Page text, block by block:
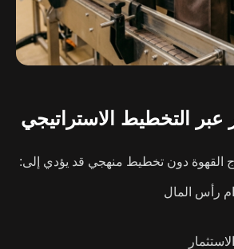
عبر التخطيط الاستراتيجي
القهوة دون تخطيط منهجي قد يؤدي إلى:
رأس المال